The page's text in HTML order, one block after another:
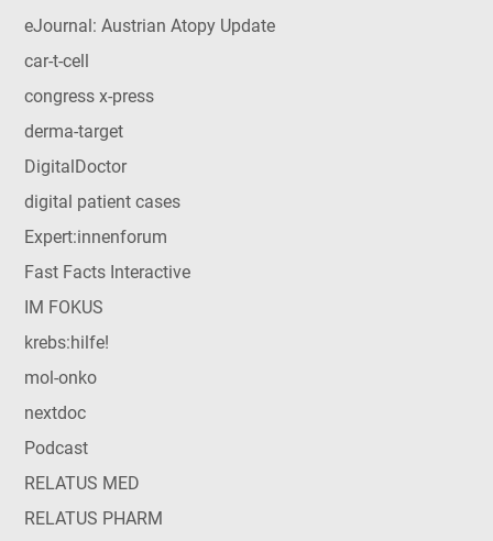
eJournal: Austrian Atopy Update
car-t-cell
congress x-press
derma-target
DigitalDoctor
digital patient cases
Expert:innenforum
Fast Facts Interactive
IM FOKUS
krebs:hilfe!
mol-onko
nextdoc
Podcast
RELATUS MED
RELATUS PHARM